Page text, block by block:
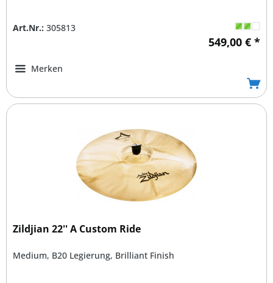
Art.Nr.: 305813
549,00 € *
Merken
Zildjian 22'' A Custom Ride
Medium, B20 Legierung, Brilliant Finish